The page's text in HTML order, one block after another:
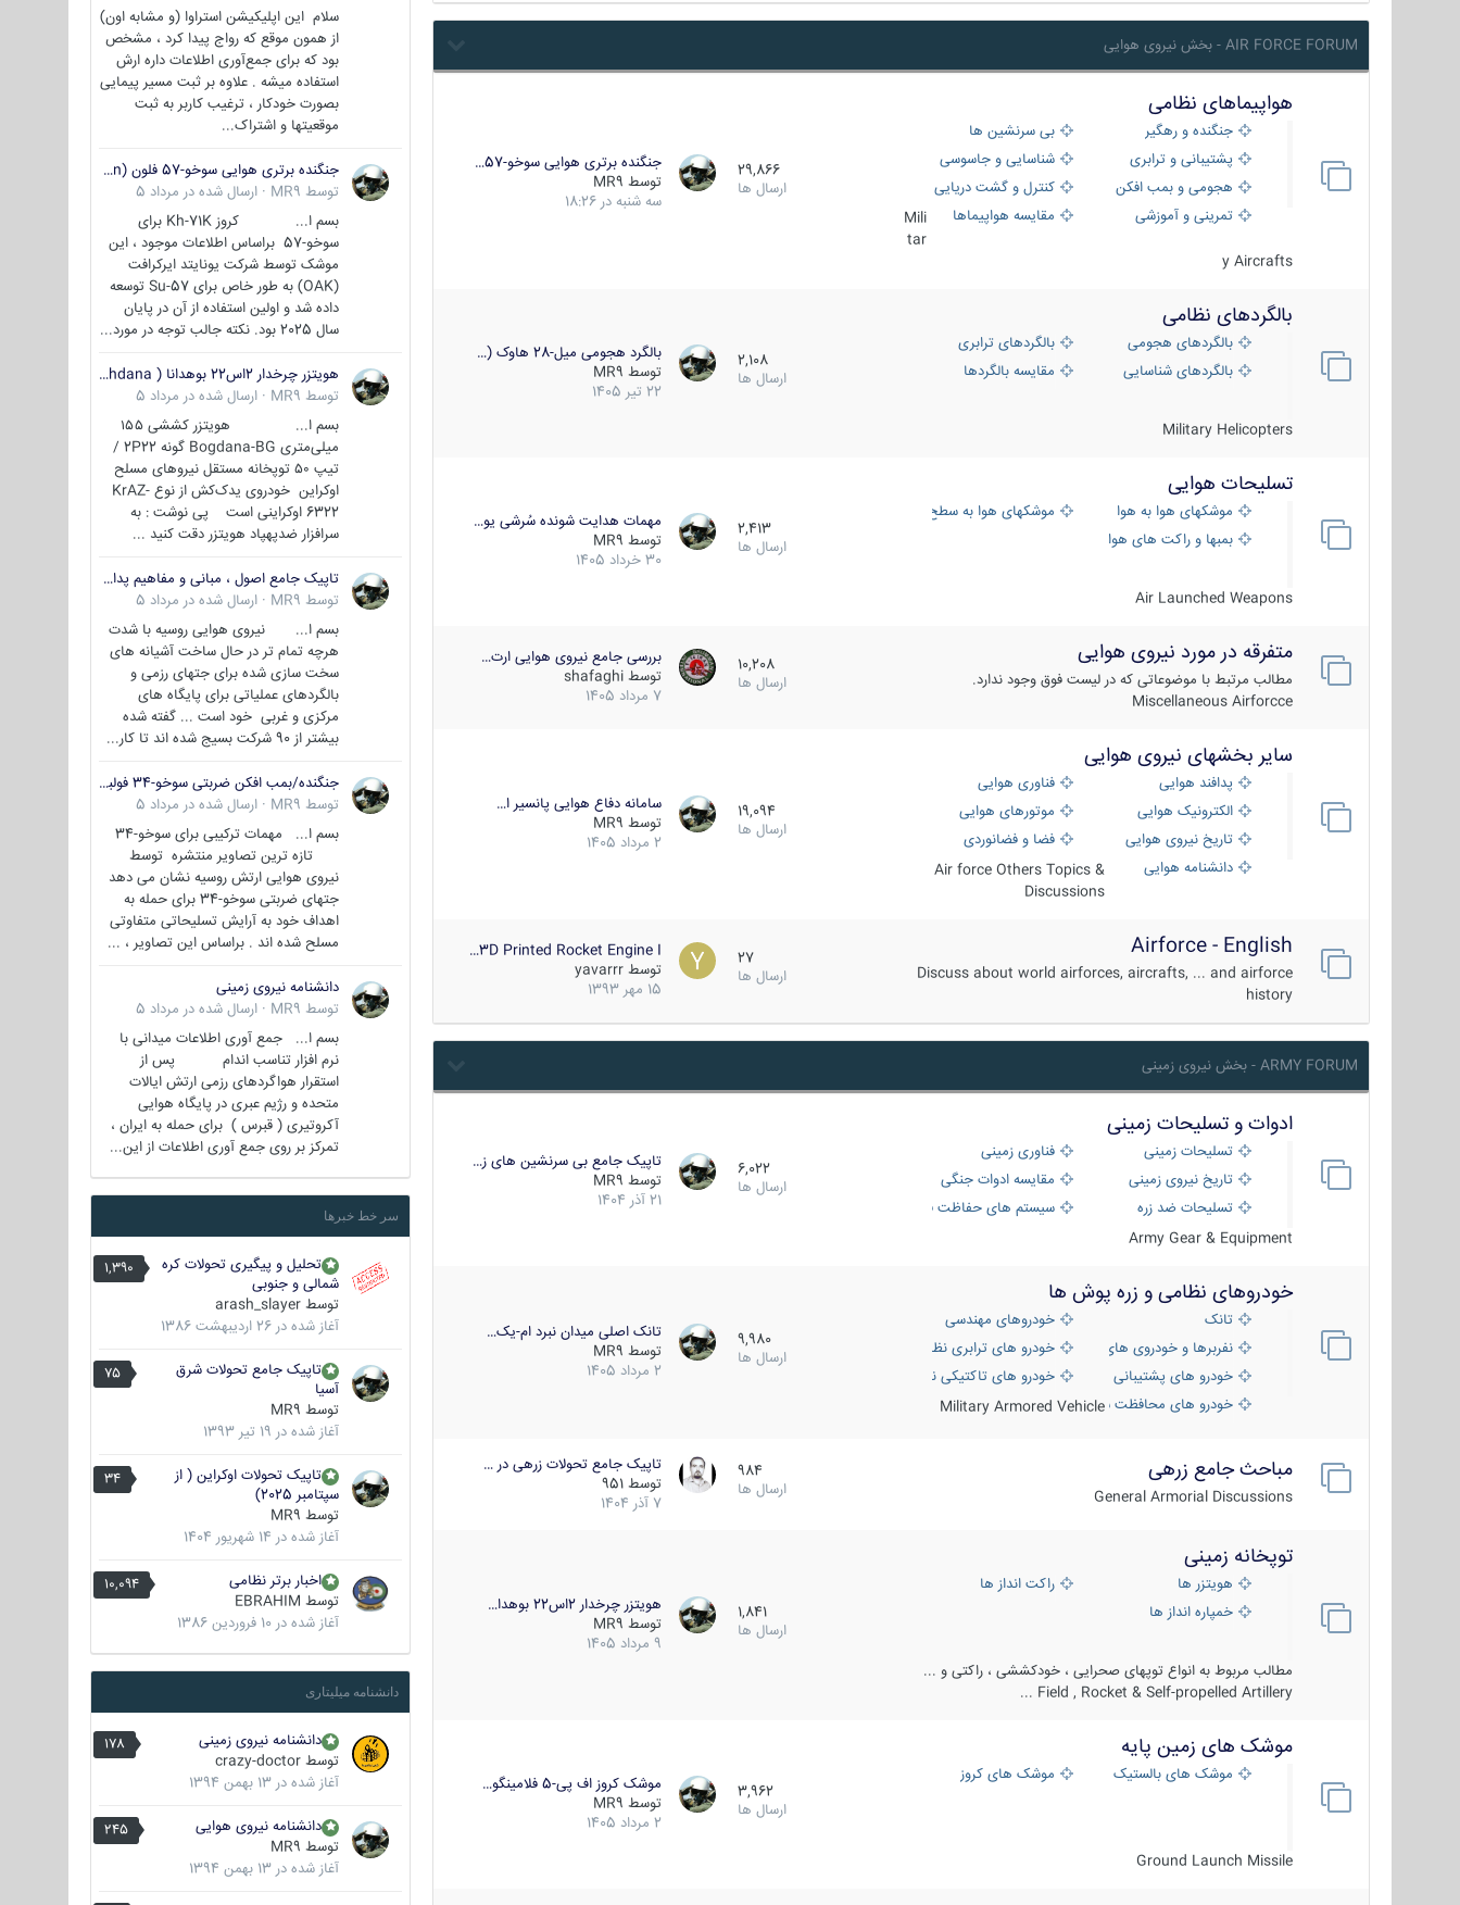
AIR FORCE FORUM - بخش نیروی هوایی
هواپیماهای نظامی
جنگنده و رهگیر
بی سرنشین ها
پشتیبانی و ترابری
شناسایی و جاسوسی
هجومی و بمب افکن
کنترل و گشت دریایی
تمرینی و آموزشی
مقایسه هواپیماها
Mili
tar
y Aircrafts
29,866
ارسال ها
جنگنده برتری هوایی سوخو-57…
توسط MR9
سه شنبه در 18:26
بالگردهای نظامی
بالگردهای هجومی
بالگردهای ترابری
بالگردهای شناسایی
مقایسه بالگردها
Military Helicopters
2,108
ارسال ها
بالگرد هجومی میل-28 هاوک (…
توسط MR9
22 تیر 1405
تسلیحات هوایی
موشکهای هوا به هوا
موشکهای هوا به سطح
بمبها و راکت های هوایی
Air Launched Weapons
2,413
ارسال ها
مهمات هدایت شونده سُرشی یو…
توسط MR9
30 خرداد 1405
متفرقه در مورد نیروی هوایی
مطالب مرتبط با موضوعاتی که در لیست فوق وجود ندارد.
Miscellaneous Airforcce
10,208
ارسال ها
بررسی جامع نیروی هوایی ارت…
توسط shafaghi
7 مرداد 1405
سایر بخشهای نیروی هوایی
پدافند هوایی
فناوری هوایی
الکترونیک هوایی
موتورهای هوایی
تاریخ نیروی هوایی
فضا و فضانوردی
دانشنامه هوایی
Air force Others Topics &
Discussions
19,094
ارسال ها
سامانه دفاع هوایی پانسیر ا…
توسط MR9
2 مرداد 1405
Airforce - English
Discuss about world airforces, aircrafts, ... and airforce
history
27
ارسال ها
3D Printed Rocket Engine I…
توسط yavarrr
15 مهر 1393
ARMY FORUM - بخش نیروی زمینی
ادوات و تسلیحات زمینی
تسلیحات زمینی
فناوری زمینی
تاریخ نیروی زمینی
مقایسه ادوات جنگی
تسلیحات ضد زره
سیستم های حفاظت فعال
Army Gear & Equipment
6,022
ارسال ها
تاپیک جامع بی سرنشین های ز…
توسط MR9
21 آذر 1404
خودروهای نظامی و زره پوش ها
تانک
خودروهای مهندسی
نفربرها و خودروی های رزمی پیاده نظامخودرو های ترابری نظامی
خودرو های پشتیبانی آتش ، شناسایی و ضد تانک
خودرو های تاکتیکی نظامی
خودرو های محافظت شدهMilitary Armored Vehicle
9,980
ارسال ها
تانک اصلی میدان نبرد ام-یک…
توسط MR9
2 مرداد 1405
مباحث جامع زرهی
General Armorial Discussions
984
ارسال ها
تاپیک جامع تحولات زرهی در …
توسط 951
7 آذر 1404
توپخانه زمینی
هویتزر ها
راکت انداز ها
خمپاره انداز ها
مطالب مربوط به انواع توپهای صحرایی ، خودکششی ، راکتی و ...
Field , Rocket & Self-propelled Artillery ...
1,841
ارسال ها
هویتزر چرخدار 2اس22 بوهدا…
توسط MR9
9 مرداد 1405
موشک های زمین پایه
موشک های بالستیک موشک های کروز
Ground Launch Missile
3,962
ارسال ها
موشک کروز اف پی-5 فلامینگو…
توسط MR9
2 مرداد 1405
سلام این اپلیکیشن استراوا (و مشابه اون)
از همون موقع که رواج پیدا کرد ، مشخص
بود که برای جمع‌آوری اطلاعات داره ارش
استفاده میشه . علاوه بر ثبت مسیر پیمایی
بصورت خودکار ، ترغیب کاربر به ثبت
موقعیتها و اشتراک‌...
جنگنده برتری هوایی سوخو-57 فلون (Su-57/Felon)
توسط MR9
· ارسال شده در مرداد 5
بسم ا... کروز Kh-71K برای
سوخو-57 براساس اطلاعات موجود ، این
موشک توسط شرکت یونایتد ایرکرافت
(OAK) به طور خاص برای Su-57 توسعه
داده شد و اولین استفاده از آن در پایان
سال 2025 بود. نکته جالب توجه در مورد...
هویتزر چرخدار 2اس22 بوهدانا ( wheeled howitzer 2S22 Bohdana )
توسط MR9
· ارسال شده در مرداد 5
بسم ا... هویتزر کششی ۱۵۵
میلی‌متری Bogdana-BG گونه 2P22 /
تیپ ۵۰ توپخانه مستقل نیروهای مسلح
اوکراین خودروی یدک‌کش از نوع KrAZ-
6322 اوکراینی است پی نوشت : به
سرافزار ضدپهپاد هویتزر دقت کنید ...
تاپیک جامع اصول ، مبانی و مفاهیم پدافند غیر عامل
توسط MR9
· ارسال شده در مرداد 5
بسم ا... نیروی هوایی روسیه با شدت
هرچه تمام تر در حال ساخت آشیانه های
سخت سازی شده برای جتهای رزمی و
بالگردهای عملیاتی برای پایگاه های
مرکزی و غربی خود است ... گفته شده
بیشتر از 90 شرکت بسیج شده اند تا کار...
جنگنده/بمب افکن ضربتی سوخو-34 فولبک ( Sukhoi Su-34/Fullback)
توسط MR9
· ارسال شده در مرداد 5
بسم ا... مهمات ترکیبی برای سوخو-34
تازه ترین تصاویر منتشره توسط
نیروی هوایی ارتش روسیه نشان می دهد
جتهای ضربتی سوخو-34 برای حمله به
اهداف خود به آرایش تسلیحاتی متفاوتی
مسلح شده اند . براساس این تصاویر ، ...
دانشنامه نیروی زمینی
توسط MR9
· ارسال شده در مرداد 5
بسم ا... جمع آوری اطلاعات میدانی با
نرم افزار تناسب اندام پس از
استقرار هواگردهای رزمی ارتش ایالات
متحده و رژیم عبری در پایگاه هوایی
آکروتیری ( قبرس ) برای حمله به ایران ،
تمرکز بر روی جمع آوری اطلاعات از این...
سر خط خبرها
1,390
تحلیل و پیگیری تحولات کره
شمالی و جنوبی
توسط arash_slayer
آغاز شده در 26 اردیبهشت 1386
75
تاپیک جامع تحولات شرق
آسیا
توسط MR9
آغاز شده در 19 تیر 1393
34
تاپیک تحولات اوکراین ( از
سپتامبر 2025)
توسط MR9
آغاز شده در 14 شهریور 1404
10,094
اخبار برتر نظامی
توسط EBRAHIM
آغاز شده در 10 فروردین 1386
دانشنامه میلیتاری
178
دانشنامه نیروی زمینی
توسط crazy-doctor
آغاز شده در 13 بهمن 1394
245
دانشنامه نیروی هوایی
توسط MR9
آغاز شده در 13 بهمن 1394